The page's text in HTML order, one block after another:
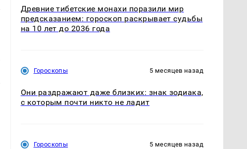
Древние тибетские монахи поразили мир
предсказанием: гороскоп раскрывает судьбы
на 10 лет до 2036 года
Гороскопы 5 месяцев назад
Они раздражают даже близких: знак зодиака,
с которым почти никто не ладит
Гороскопы 5 месяцев назад